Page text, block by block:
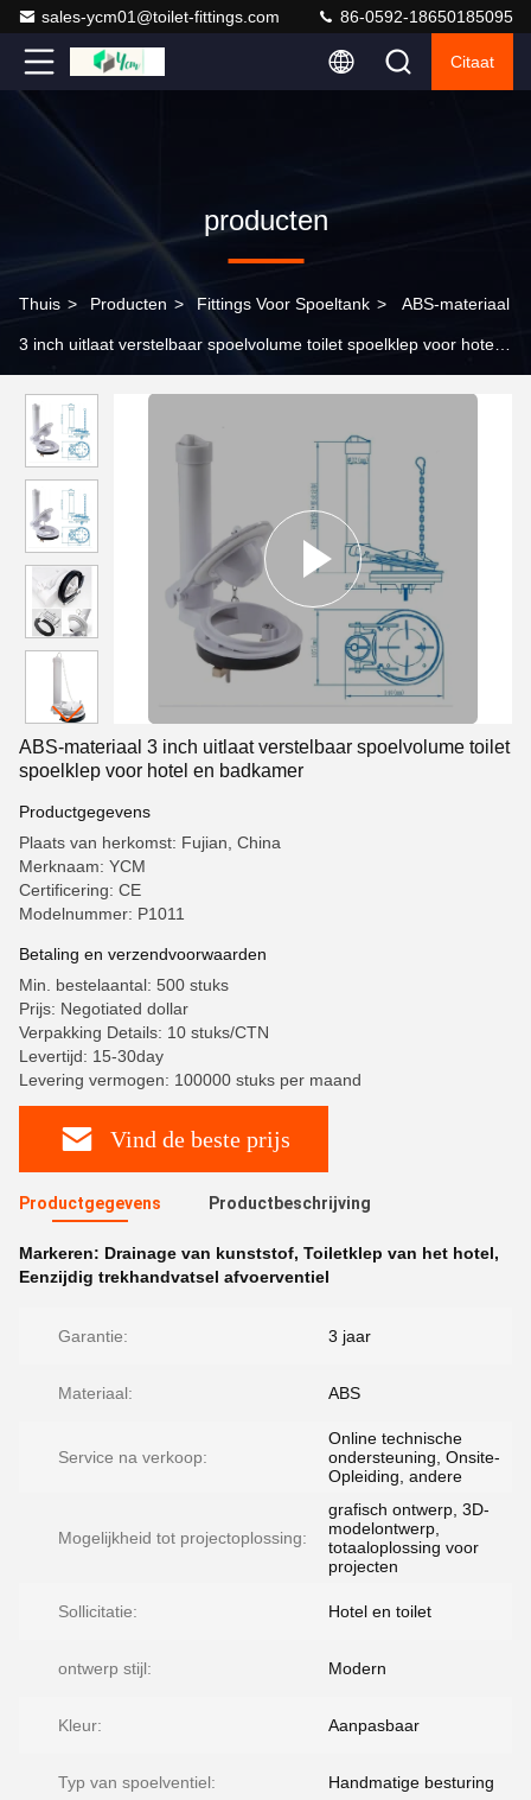
sales-ycm01@toilet-fittings.com 86-0592-18650185095
Citaat
producten
Thuis > Producten > Fittings Voor Spoeltank > ABS-materiaal
3 inch uitlaat verstelbaar spoelvolume toilet spoelklep voor hotel
ABS-materiaal 3 inch uitlaat verstelbaar spoelvolume toilet
spoelklep voor hotel en badkamer
Productgegevens
Plaats van herkomst: Fujian, China
Merknaam: YCM
Certificering: CE
Modelnummer: P1011
Betaling en verzendvoorwaarden
Min. bestelaantal: 500 stuks
Prijs: Negotiated dollar
Verpakking Details: 10 stuks/CTN
Levertijd: 15-30day
Levering vermogen: 100000 stuks per maand
Vind de beste prijs
Productgegevens Productbeschrijving
Markeren: Drainage van kunststof, Toiletklep van het hotel,
Eenzijdig trekhandvatsel afvoerventiel
Garantie: 3 jaar
Materiaal: ABS
Service na verkoop:
Online technische
ondersteuning, Onsite-
Opleiding, andere
Mogelijkheid tot projectoplossing:
grafisch ontwerp, 3D-
modelontwerp,
totaaloplossing voor
projecten
Sollicitatie: Hotel en toilet
ontwerp stijl: Modern
Kleur: Aanpasbaar
Typ van spoelventiel: Handmatige besturing